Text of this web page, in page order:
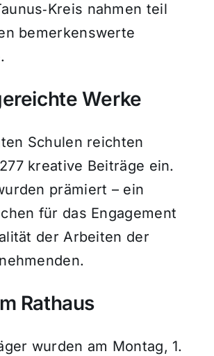
nahmen teil
bemerkenswerte
Werke
Schulen reichten
kreative Beiträge ein.
prämiert – ein
für das Engagement
der Arbeiten der
Rathaus
wurden am Montag, 1.